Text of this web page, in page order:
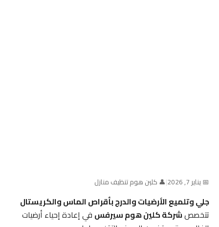
📅 يناير 7, 2026 |👤 كلين هوم تنظيف منازل
جلي وتلميع الأرضيات والدرج بأقراص الماس والكريستال
تتخصصشركة كلين هوم سيرفسفي إعادة إحياء أرضيات